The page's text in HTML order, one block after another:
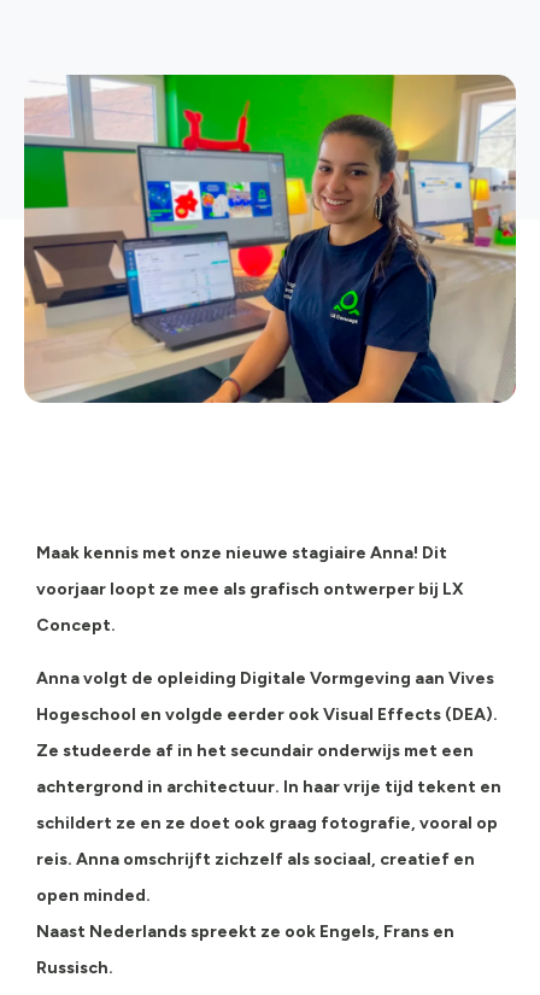
Maak kennis met onze nieuwe stagiaire Anna! Dit
voorjaar loopt ze mee als grafisch ontwerper bij LX
Concept.
Anna volgt de opleiding Digitale Vormgeving aan Vives
Hogeschool en volgde eerder ook Visual Effects (DEA).
Ze studeerde af in het secundair onderwijs met een
achtergrond in architectuur. In haar vrije tijd tekent en
schildert ze en ze doet ook graag fotografie, vooral op
reis. Anna omschrijft zichzelf als sociaal, creatief en
open minded.
Naast Nederlands spreekt ze ook Engels, Frans en
Russisch.